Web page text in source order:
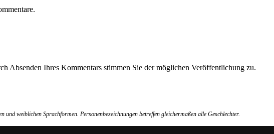
Absenden Ihres Kommentars stimmen Sie der möglichen Veröffentlichung zu.
weiblichen Sprachformen. Personenbezeichnungen betreffen gleichermaßen alle Geschlechter.